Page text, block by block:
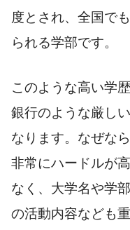
度とされ、全国で
られる学部です。
このような高い学
銀行のような厳し
なります。なぜな
非常にハードルが
なく、大学名や学
の活動内容なども